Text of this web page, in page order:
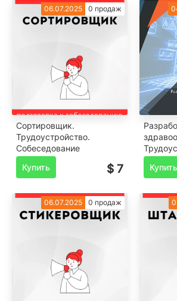
06.07.2025 0 продаж
Сортировщик.
Трудоустройство.
Собеседование
Купить
$ 7
Купить
06.07.2025 0 продаж